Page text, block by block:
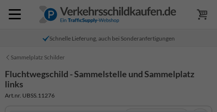
Schnelle Lieferung, auch bei Sonderanfertigungen
Sammelplatz Schilder
Fluchtwegschild - Sammelstelle und Sammelplatz
links
Art.nr. UBSS.11276